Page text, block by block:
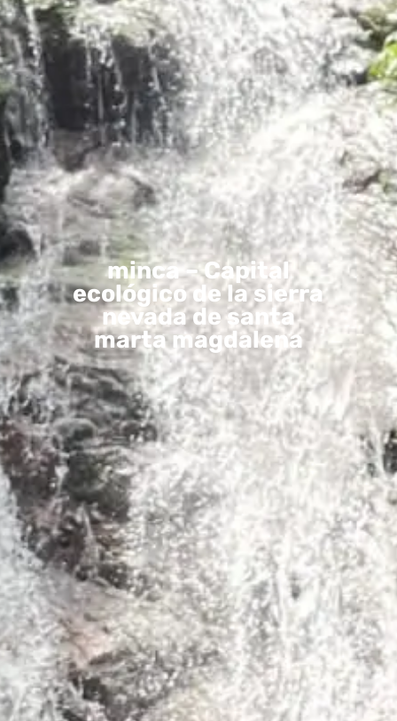
minca – Capital
ecológico de la sierra
nevada de santa
marta magdalena